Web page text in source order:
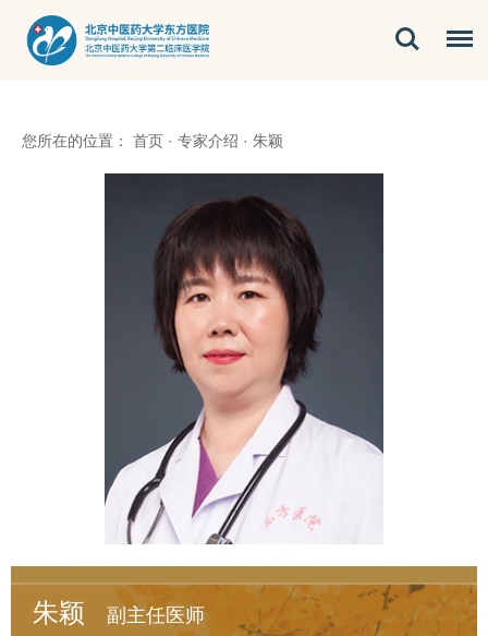
您所在的位置： 首页 · 专家介绍 · 朱颖
朱颖 副主任医师